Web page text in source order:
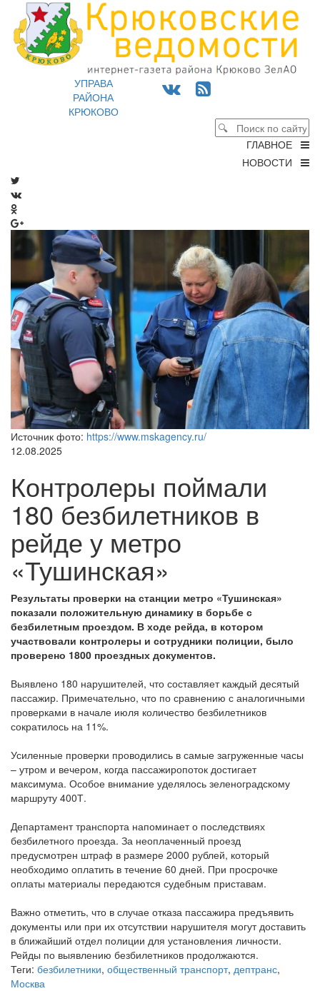
УПРАВА
РАЙОНА
КРЮКОВО
ГЛАВНОЕ
НОВОСТИ
Источник фото: https://www.mskagency.ru/
12.08.2025
Контролеры поймали
180 безбилетников в
рейде у метро
«Тушинская»
Результаты проверки на станции метро «Тушинская»
показали положительную динамику в борьбе с
безбилетным проездом. В ходе рейда, в котором
участвовали контролеры и сотрудники полиции, было
проверено 1800 проездных документов.
Выявлено 180 нарушителей, что составляет каждый десятый
пассажир. Примечательно, что по сравнению с аналогичными
проверками в начале июля количество безбилетников
сократилось на 11%.
Усиленные проверки проводились в самые загруженные часы
– утром и вечером, когда пассажиропоток достигает
максимума. Особое внимание уделялось зеленоградскому
маршруту 400Т.
Департамент транспорта напоминает о последствиях
безбилетного проезда. За неоплаченный проезд
предусмотрен штраф в размере 2000 рублей, который
необходимо оплатить в течение 60 дней. При просрочке
оплаты материалы передаются судебным приставам.
Важно отметить, что в случае отказа пассажира предъявить
документы или при их отсутствии нарушителя могут доставить
в ближайший отдел полиции для установления личности.
Рейды по выявлению безбилетников продолжаются.
Теги: безбилетники, общественный транспорт, дептранс,
Москва